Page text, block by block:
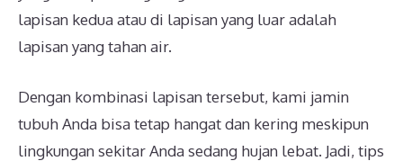
lapisan kedua atau di lapisan yang luar adalah
lapisan yang tahan air.
Dengan kombinasi lapisan tersebut, kami jamin
tubuh Anda bisa tetap hangat dan kering meskipun
lingkungan sekitar Anda sedang hujan lebat. Jadi, tips